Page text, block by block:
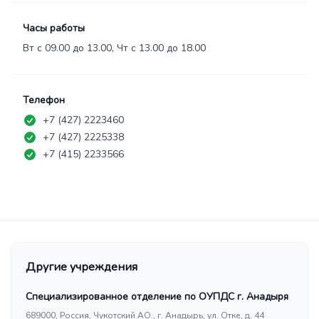
Часы работы
Вт с 09.00 до 13.00, Чт с 13.00 до 18.00
Телефон
+7 (427) 2223460
+7 (427) 2225338
+7 (415) 2233566
Другие учреждения
Специализированное отделение по ОУПДС г. Анадыря
689000, Россия, Чукотский АО., г. Анадырь, ул. Отке, д. 44